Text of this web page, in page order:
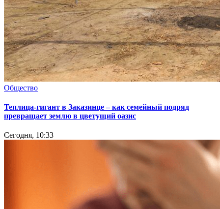
Общество
Теплица-гигант в Заказинце – как семейный подряд
превращает землю в цветущий оазис
Сегодня, 10:33